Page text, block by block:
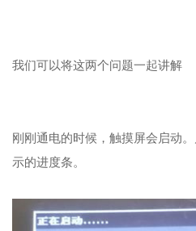
我们可以将这两个问题一起讲解
刚刚通电的时候，触摸屏会启动
示的进度条。